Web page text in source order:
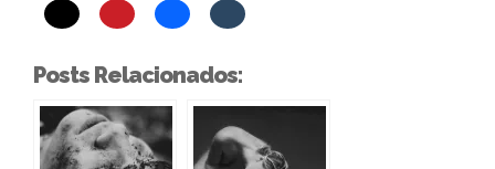
Posts Relacionados: